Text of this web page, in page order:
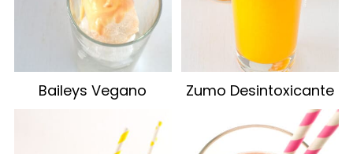
Baileys Vegano Zumo Desintoxicante